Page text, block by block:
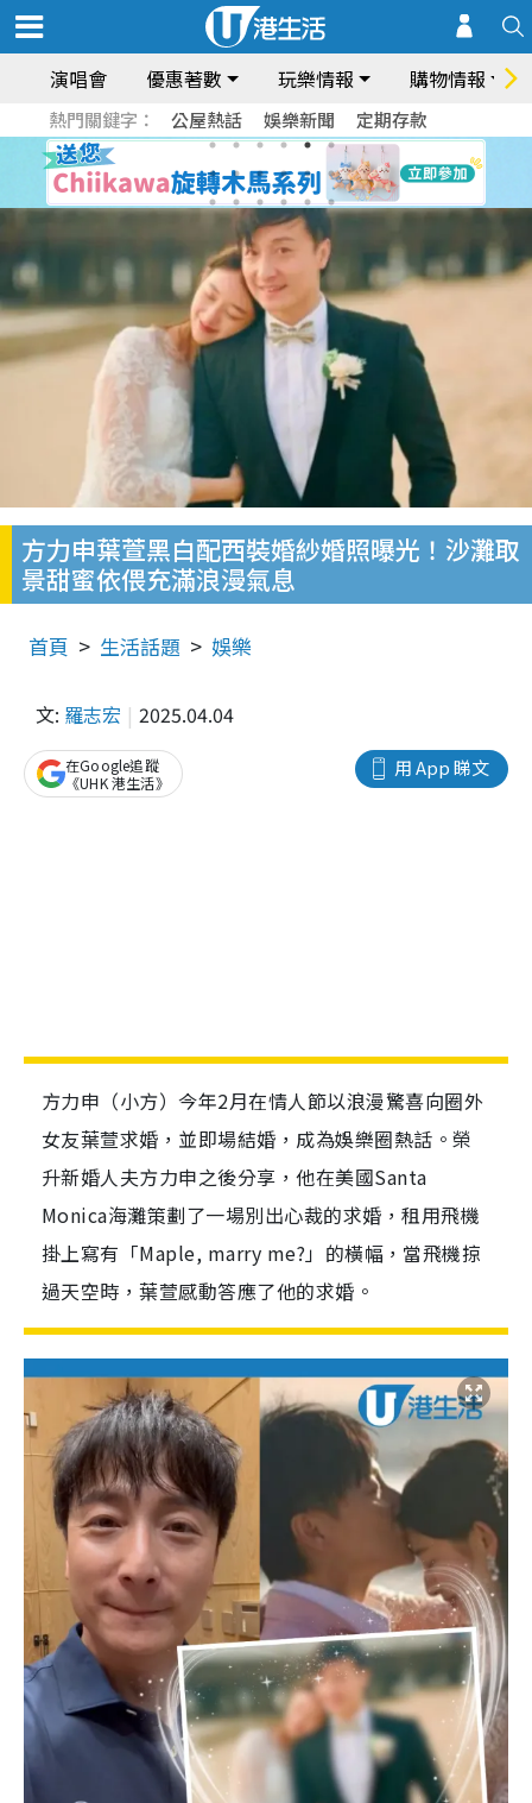
演唱會 優惠著數 玩樂情報 購物情報
熱門關鍵字： 公屋熱話 娛樂新聞 定期存款
方力申葉萱黑白配西裝婚紗婚照曝光！沙灘取
景甜蜜依偎充滿浪漫氣息
首頁 生活話題 娛樂
文: 羅志宏 2025.04.04
用 App 睇文
在Google追蹤
《UHK 港生活》
方力申（小方）今年2月在情人節以浪漫驚喜向圈外
女友葉萱求婚，並即場結婚，成為娛樂圈熱話。榮
升新婚人夫方力申之後分享，他在美國Santa
Monica海灘策劃了一場別出心裁的求婚，租用飛機
掛上寫有「Maple, marry me?」的橫幅，當飛機掠
過天空時，葉萱感動答應了他的求婚。